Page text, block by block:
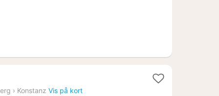
› Konstanz Vis på kort